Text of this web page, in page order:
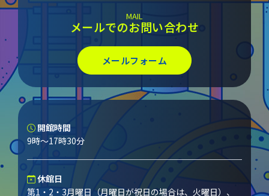
MAIL
メールでのお問い合わせ
メールフォーム
開館時間
9時～17時30分
休館日
第1・2・3月曜日（月曜日が祝日の場合は、火曜日）、